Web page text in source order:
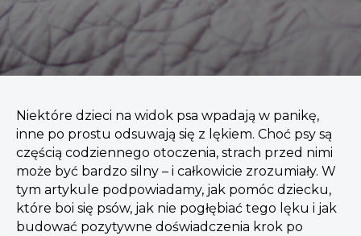
Niektóre dzieci na widok psa wpadają w panikę,
inne po prostu odsuwają się z lękiem. Choć psy są
częścią codziennego otoczenia, strach przed nimi
może być bardzo silny – i całkowicie zrozumiały. W
tym artykule podpowiadamy, jak pomóc dziecku,
które boi się psów, jak nie pogłębiać tego lęku i jak
budować pozytywne doświadczenia krok po